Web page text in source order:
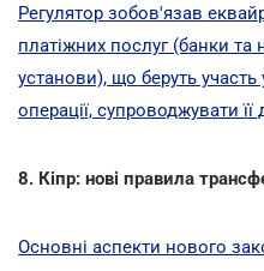
Регулятор зобов'язав
платіжних послуг (банки та
установи), що беруть участь
операції, супроводжувати
8. Кіпр: нові правила
Основні аспекти нового